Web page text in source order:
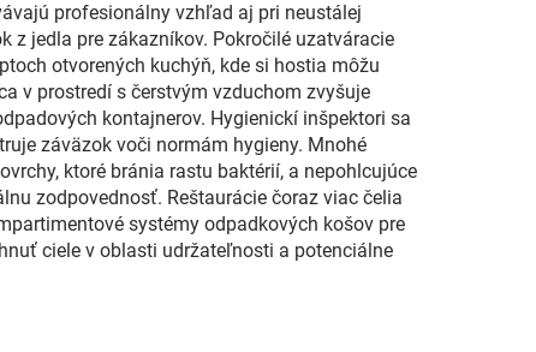
profesionálny vzhľad aj pri neustálej
jedla pre zákazníkov. Pokročilé uzatváracie
otvorených kuchýň, kde si hostia môžu
v prostredí s čerstvým vzduchom zvyšuje
kontajnerov. Hygienickí inšpektori sa
záväzok voči normám hygieny. Mnohé
ktoré bránia rastu baktérií, a nepohlcujúce
zodpovednosť. Reštaurácie čoraz viac čelia
systémy odpadkových košov pre
ciele v oblasti udržateľnosti a potenciálne